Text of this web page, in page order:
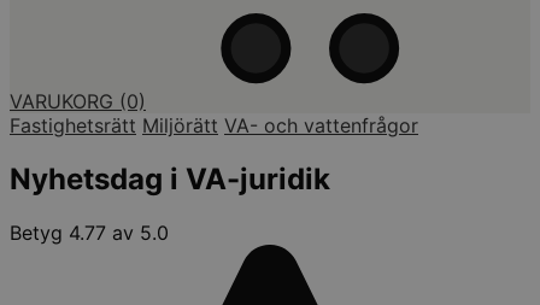
VARUKORG (0)
Fastighetsrätt Miljörätt VA- och vattenfrågor
Nyhetsdag i VA-juridik
Betyg 4.77 av 5.0